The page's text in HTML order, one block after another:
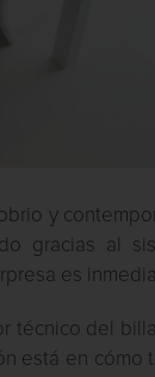
y
gracias al
es
técnico del
está en cómo